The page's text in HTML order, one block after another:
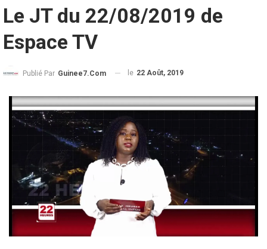
Le JT du 22/08/2019 de
Espace TV
Publié Par Guinee7.com le 22 Août, 2019